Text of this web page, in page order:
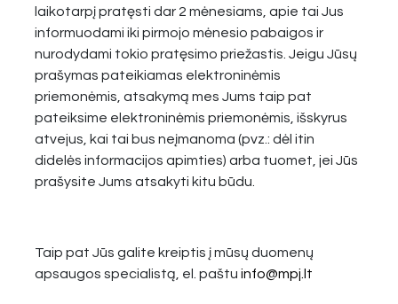
laikotarpį pratęsti dar 2 mėnesiams, apie tai Jus
informuodami iki pirmojo mėnesio pabaigos ir
nurodydami tokio pratęsimo priežastis. Jeigu Jūsų
prašymas pateikiamas elektroninėmis
priemonėmis, atsakymą mes Jums taip pat
pateiksime elektroninėmis priemonėmis, išskyrus
atvejus, kai tai bus neįmanoma (pvz.: dėl itin
didelės informacijos apimties) arba tuomet, jei Jūs
prašysite Jums atsakyti kitu būdu.
Taip pat Jūs galite kreiptis į mūsų duomenų
apsaugos specialistą, el. paštu info@mpj.lt